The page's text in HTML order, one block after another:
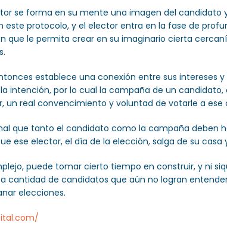
se forma en su mente una imagen del
este protocolo, y el elector entra en la fase de
que le permita crear en su imaginario cierta
establece una conexión entre sus intereses
intención, por lo cual la campaña de un
un real convencimiento y voluntad de votarle a ese
que tanto el candidato como la campaña deben
ese elector, el día de la elección, salga de su
puede tomar cierto tiempo en construir, y ni
cantidad de candidatos que aún no logran
elecciones.